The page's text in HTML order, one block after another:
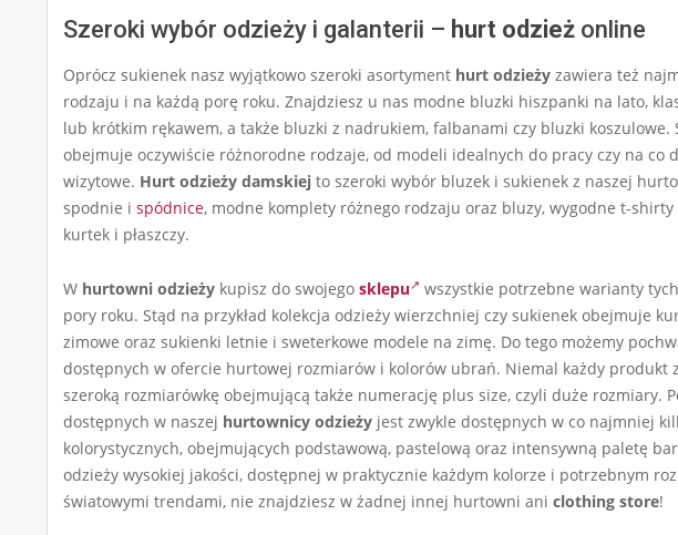
Szeroki wybór odzieży i galanterii – hurt odzież online
Oprócz sukienek nasz wyjątkowo szeroki asortyment hurt odzieży zawiera też
rodzaju i na każdą porę roku. Znajdziesz u nas modne bluzki hiszpanki na lato,
lub krótkim rękawem, a także bluzki z nadrukiem, falbanami czy bluzki
obejmuje oczywiście różnorodne rodzaje, od modeli idealnych do pracy czy na co
wizytowe. Hurt odzieży damskiej to szeroki wybór bluzek i sukienek z naszej
spodnie i spódnice, modne komplety różnego rodzaju oraz bluzy, wygodne t-
kurtek i płaszczy.
W hurtowni odzieży kupisz do swojego sklepu
wszystkie potrzebne warianty
pory roku. Stąd na przykład kolekcja odzieży wierzchniej czy sukienek obejmuje
zimowe oraz sukienki letnie i sweterkowe modele na zimę. Do tego możemy
dostępnych w ofercie hurtowej rozmiarów i kolorów ubrań. Niemal każdy produkt
szeroką rozmiarówkę obejmującą także numerację plus size, czyli duże rozmiary.
dostępnych w naszej hurtownicy odzieży jest zwykle dostępnych w co najmniej
kolorystycznych, obejmujących podstawową, pastelową oraz intensywną paletę
odzieży wysokiej jakości, dostępnej w praktycznie każdym kolorze i potrzebnym
światowymi trendami, nie znajdziesz w żadnej innej hurtowni ani clothing store!